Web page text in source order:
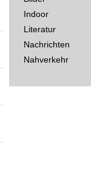
Indoor
Literatur
Nachrichten
Nahverkehr